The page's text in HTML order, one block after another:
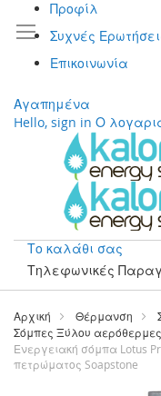
Προφίλ
Συχνές
Επικοινωνία
Αγαπημένα
Hello, sign in Ο
Το καλάθι σας
Τηλεφωνικές
Μετάβαση
περιεχόμενο
Αρχική Θέρμανση
Σόμπες Ξύλου αερόθερμες
Ενεργειακή σόμπα Lotus
πετρώματος Soapstone